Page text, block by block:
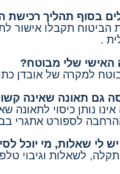
בסוף תהליך רכישת
.
האישי שלי מבוטח?
של אובדן כתוצאה
גם תאונה שאינה
נותן כיסוי לתאונה
לספורט אתגרי
לי שאלות, מי יוכל